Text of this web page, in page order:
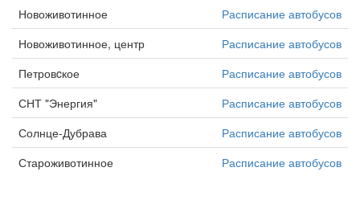
Новоживотинное
Расписание автобусов
Новоживотинное, центр
Расписание автобусов
Петровcкое
Расписание автобусов
СНТ "Энергия"
Расписание автобусов
Солнце-Дубрава
Расписание автобусов
Староживотинное
Расписание автобусов